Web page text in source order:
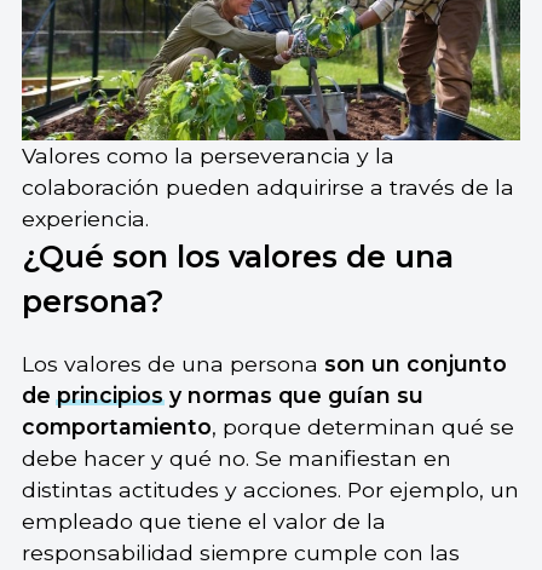
Valores como la perseverancia y la
colaboración pueden adquirirse a través de la
experiencia.
¿Qué son los valores de una
persona?
Los valores de una persona son un conjunto
deprincipiosy normas que guían su
comportamiento, porque determinan qué se
debe hacer y qué no. Se manifiestan en
distintas actitudes y acciones. Por ejemplo, un
empleado que tiene el valor de la
responsabilidad siempre cumple con las